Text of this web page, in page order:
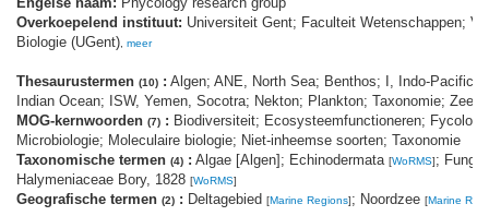
Overkoepelend instituut: Universiteit Gent; Faculteit Wetenschappen;
Biologie (UGent) meer
Thesaurustermen (10) : Algen; ANE, North Sea; Benthos; I, Indo-Pacific;
Indian Ocean; ISW, Yemen, Socotra; Nekton; Plankton; Taxonomie;
MOG-kernwoorden (7) : Biodiversiteit; Ecosysteemfunctioneren;
Microbiologie; Moleculaire biologie; Niet-inheemse soorten; Taxonomie
Taxonomische termen (4) : Algae [Algen]; Echinodermata [WoRMS]; Fungi
Halymeniaceae Bory, 1828 [WoRMS]
Geografische termen (2) : Deltagebied [Marine Regions]; Noordzee [Marine